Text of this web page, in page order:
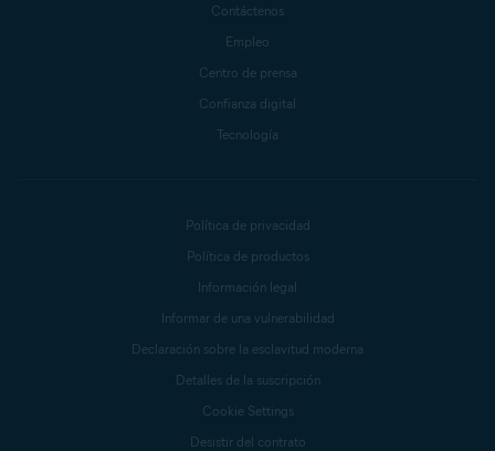
Contáctenos
Empleo
Centro de prensa
Confianza digital
Tecnología
Política de privacidad
Política de productos
Información legal
Informar de una vulnerabilidad
Declaración sobre la esclavitud moderna
Detalles de la suscripción
Cookie Settings
Desistir del contrato